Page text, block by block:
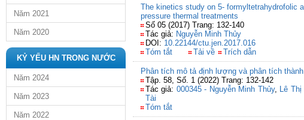
Năm 2021
Năm 2020
KỶ YẾU HN TRONG NƯỚC
Năm 2024
Năm 2023
Năm 2022
The kinetics study on 5- formyltetrahydrofolic
pressure thermal treatments
Số 05 (2017) Trang: 132-140
Tác giả: Nguyễn Minh Thủy
DOI: 10.22144/ctu.jen.2017.016
Tóm tắt
Tải về Trích dẫn
Phân tích mô tả định lượng và phân tích
Tập. 58, Số. 1 (2022) Trang: 132-142
Tác giả: 000345 - Nguyễn Minh Thủy, Lê
Tài
Tóm tắt